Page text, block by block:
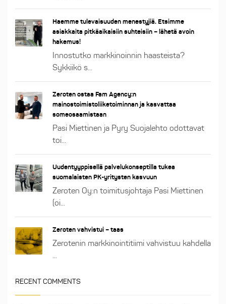
Haemme tulevaisuuden menestyjiä. Etsimme
asiakkaita pitkäaikaisiin suhteisiin – lähetä avoin
hakemus!
Innostutko markkinoinnin haasteista?
Sykkiikö s...
Zeroten ostaa Fam Agency:n
mainostoimistoliiketoiminnan ja kasvattaa
someosaamistaan
Pasi Miettinen ja Pyry Suojalehto odottavat
toi...
Uudentyyppisellä palvelukonseptilla tukea
suomalaisten PK-yritysten kasvuun
Zeroten Oy:n toimitusjohtaja Pasi Miettinen
(oi...
Zeroten vahvistui – taas
Zerotenin markkinointitiimi vahvistuu kahdella
RECENT COMMENTS